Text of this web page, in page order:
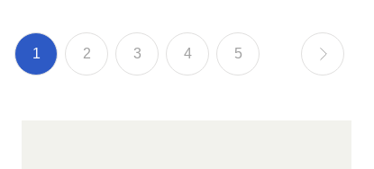
1 2 3 4 5